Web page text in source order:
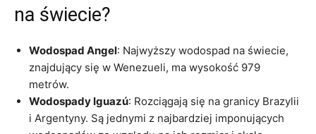
na świecie?
Wodospad Angel: Najwyższy wodospad na świecie,
znajdujący się w Wenezueli, ma wysokość 979
metrów.
Wodospady Iguazú: Rozciągają się na granicy Brazylii
i Argentyny. Są jednymi z najbardziej imponujących